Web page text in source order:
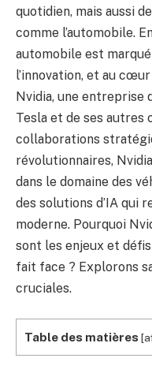
quotidien, mais aussi
comme l’automobile.
automobile est
l’innovation, et au
Nvidia, une entreprise
Tesla et de ses autres
collaborations
révolutionnaires,
dans le domaine des
des solutions d’IA qui
moderne. Pourquoi
sont les enjeux et
fait face ? Explorons
cruciales.
Table des matières [